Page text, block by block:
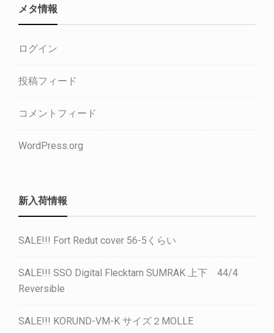
メタ情報
ログイン
投稿フィード
コメントフィード
WordPress.org
新入荷情報
SALE!!! Fort Redut cover 56-5くらい
SALE!!! SSO Digital Flecktarn SUMRAK 上下 44/4
Reversible
SALE!!! KORUND-VM-K サイズ２MOLLE